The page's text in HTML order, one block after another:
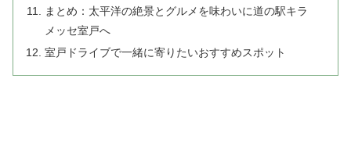
まとめ：太平洋の絶景とグルメを味わいに道の駅キラ
メッセ室戸へ
室戸ドライブで一緒に寄りたいおすすめスポット